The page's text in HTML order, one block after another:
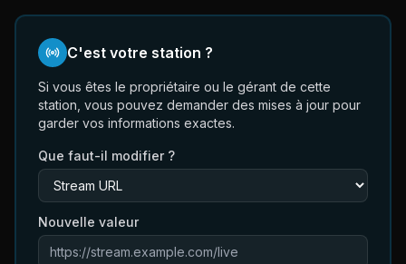
C'est votre station ?
Si vous êtes le propriétaire ou le gérant de cette
station, vous pouvez demander des mises à jour pour
garder vos informations exactes.
Que faut-il modifier ?
Nouvelle valeur